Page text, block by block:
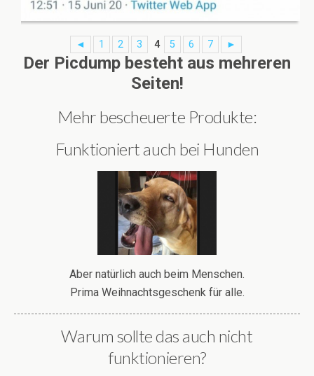
◄ 1 2 3 4 5 6 7 ►
Der Picdump besteht aus mehreren
Seiten!
Mehr bescheuerte Produkte:
Funktioniert auch bei Hunden
Aber natürlich auch beim Menschen.
Prima Weihnachtsgeschenk für alle.
Warum sollte das auch nicht
funktionieren?